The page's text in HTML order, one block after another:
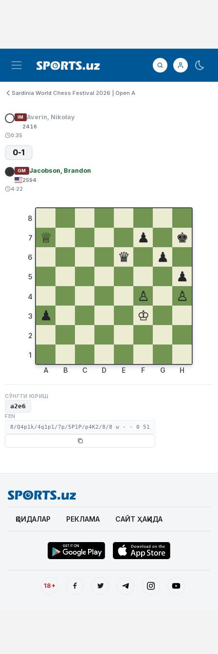
Sardinia World Chess Festival 2026 | Open A
IM Averin, Nikolay
2416
0:35
0-1
GM Jacobson, Brandon
2594
4:22
8
7
6
5
4
3
2
1
♕ ♟
♚
♛
♟
♟
♙
♙
♟
♔
A B C D E F G H
СЎНГГИ ЮРИШ
a2e6
FEN
8/Q4p1k/4q1p1/7p/5P1P/p4K2/8/8 w - - 0 51
ҚОИДАЛАР РЕКЛАМА САЙТ ҲАҚИДА
18+